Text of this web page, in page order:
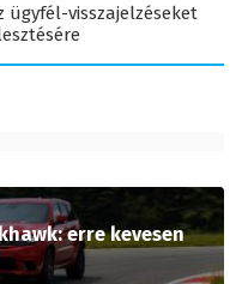
visszajelzéseket
erre kevesen